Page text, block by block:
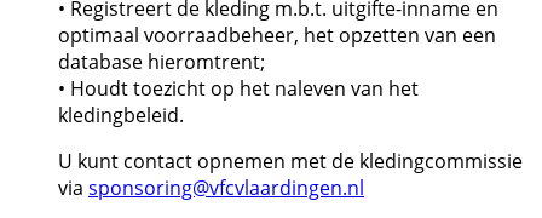
• Registreert de kleding m.b.t. uitgifte-inname en
optimaal voorraadbeheer, het opzetten van een
database hieromtrent;
• Houdt toezicht op het naleven van het
kledingbeleid.
U kunt contact opnemen met de kledingcommissie
via sponsoring@vfcvlaardingen.nl